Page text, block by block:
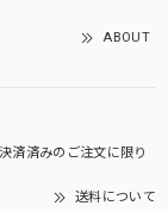
ABOUT
済済みのご注文に限り
送料について